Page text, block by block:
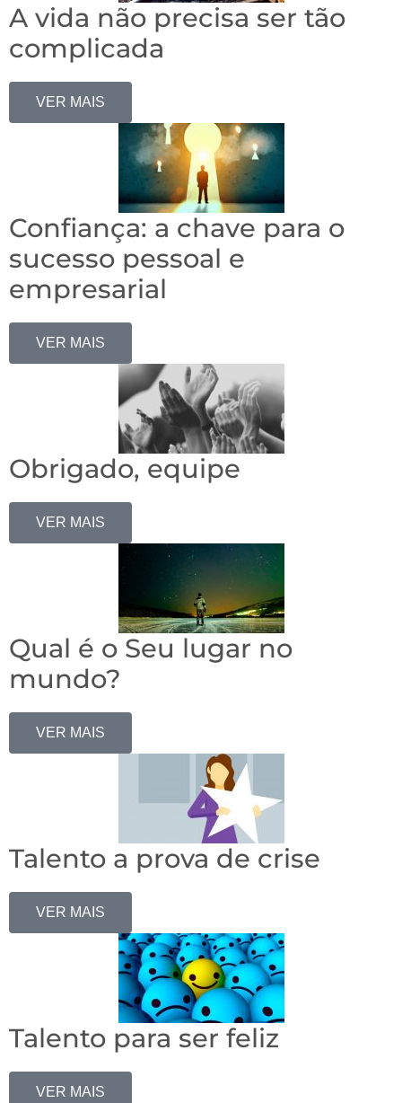
A vida não precisa ser tão
complicada
VER MAIS
Confiança: a chave para o
sucesso pessoal e
empresarial
VER MAIS
Obrigado, equipe
VER MAIS
Qual é o Seu lugar no
mundo?
VER MAIS
Talento a prova de crise
VER MAIS
Talento para ser feliz
VER MAIS